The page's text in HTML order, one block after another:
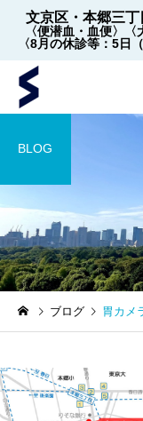
文京区・本郷三
〈便潜血・血便〉
〈8月の休診等：5日
内視鏡
【2022年5月
日更新
BLOG
ブログ 胃カメ